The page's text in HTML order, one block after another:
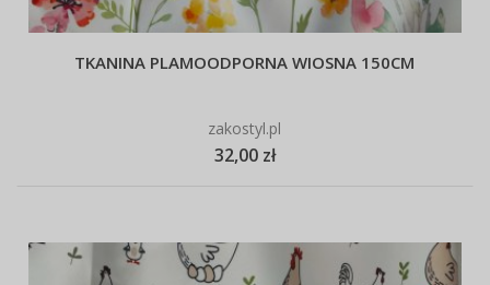
TKANINA PLAMOODPORNA WIOSNA 150CM
zakostyl.pl
32,00 zł